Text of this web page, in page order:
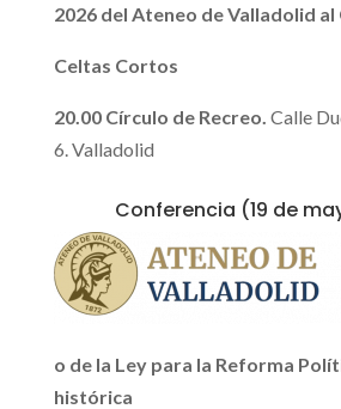
2026 del Ateneo de Valladolid al
Celtas Cortos
20.00 Círculo de Recreo. Calle
6. Valladolid
Conferencia (19 de
o de la Ley para la Reforma
histórica